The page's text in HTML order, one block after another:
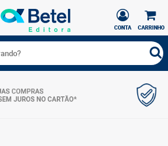
CARRINHO
CONTA